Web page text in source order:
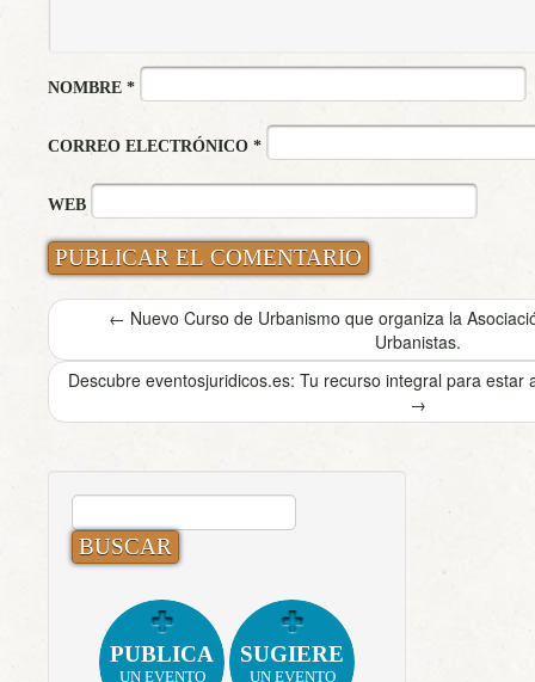
NOMBRE *
CORREO ELECTRÓNICO *
WEB
← Nuevo Curso de Urbanismo que organiza la
Urbanistas.
Descubre eventosjuridicos.es: Tu recurso integral para estar
→
BUSCAR:
PUBLICA
UN EVENTO
SUGIERE
UN EVENTO